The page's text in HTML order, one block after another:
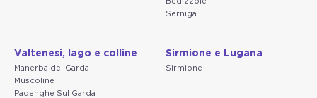
Serniga
Valtenesi, lago e colline
Manerba del Garda
Muscoline
Padenghe Sul Garda
Sirmione e Lugana
Sirmione